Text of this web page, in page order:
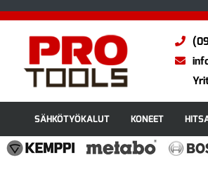
SÄHKÖTYÖKALUT KONEET